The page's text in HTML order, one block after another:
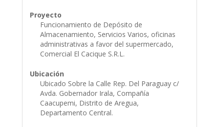
Proyecto
Funcionamiento de Depósito de
Almacenamiento, Servicios Varios, oficinas
administrativas a favor del supermercado,
Comercial El Cacique S.R.L.
Ubicación
Ubicado Sobre la Calle Rep. Del Paraguay c/
Avda. Gobernador Irala, Compañía
Caacupemi, Distrito de Aregua,
Departamento Central.